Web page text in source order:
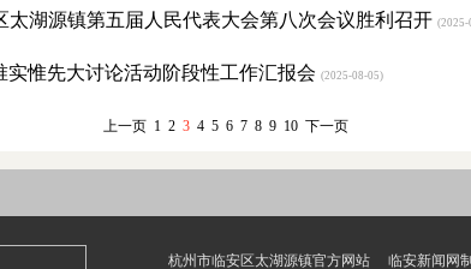
湖源镇第五届人民代表大会第八次会议胜利召开 (2025-
惟先大讨论活动阶段性工作汇报会 (2025-08-05)
上一页 1 2 3 4 5 6 7 8 9 10 下一页
杭州市临安区太湖源镇官方网站 临安新闻网